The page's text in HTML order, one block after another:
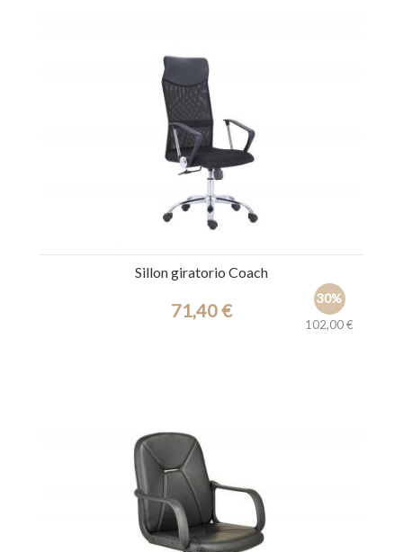
Sillon giratorio Coach
30%
102,00 €
71,40 €